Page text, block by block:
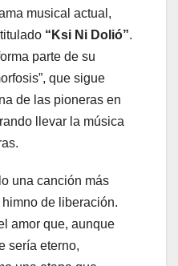
musical actual,
“Ksi Ni Dolió”.
parte de su
que sigue
de las pioneras en
llevar la música
una canción más
de liberación.
amor que, aunque
sería eterno,